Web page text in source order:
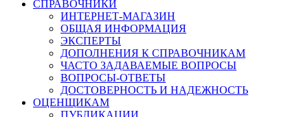
СПРАВОЧНИКИ
ИНТЕРНЕТ-МАГАЗИН
ОБЩАЯ ИНФОРМАЦИЯ
ЭКСПЕРТЫ
ДОПОЛНЕНИЯ К СПРАВОЧНИКАМ
ЧАСТО ЗАДАВАЕМЫЕ ВОПРОСЫ
ВОПРОСЫ-ОТВЕТЫ
ДОСТОВЕРНОСТЬ И НАДЕЖНОСТЬ
ОЦЕНЩИКАМ
ПУБЛИКАЦИИ